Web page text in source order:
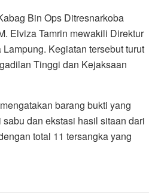
Bin Ops Ditresnarkoba
Elviza Tamrin mewakili Direktur
Kegiatan tersebut turut
Tinggi dan Kejaksaan
barang bukti yang
dan ekstasi hasil sitaan dari
total 11 tersangka yang